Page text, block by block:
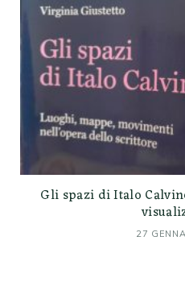
Gli spazi di Italo
27